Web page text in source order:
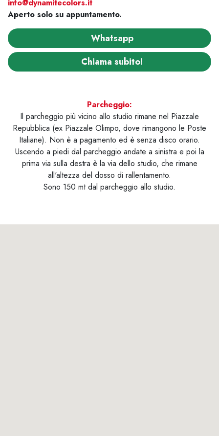
info@dynamitecolors.it
Aperto solo su appuntamento.
Whatsapp
Chiama subito!
Parcheggio:
Il parcheggio più vicino allo studio rimane nel Piazzale
Repubblica (ex Piazzale Olimpo, dove rimangono le Poste
Italiane). Non è a pagamento ed è senza disco orario.
Uscendo a piedi dal parcheggio andate a sinistra e poi la
prima via sulla destra è la via dello studio, che rimane
all'altezza del dosso di rallentamento.
Sono 150 mt dal parcheggio allo studio.